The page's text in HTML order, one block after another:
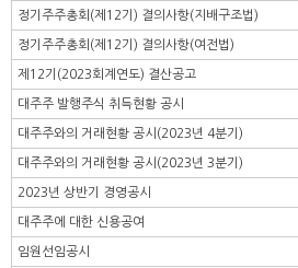
정기주주총회(제12기) 결의사항(지배구조법)
정기주주총회(제12기) 결의사항(여전법)
제12기(2023회계연도) 결산공고
대주주 발행주식 취득현황 공시
대주주와의 거래현황 공시(2023년 4분기)
대주주와의 거래현황 공시(2023년 3분기)
2023년 상반기 경영공시
대주주에 대한 신용공여
임원선임공시